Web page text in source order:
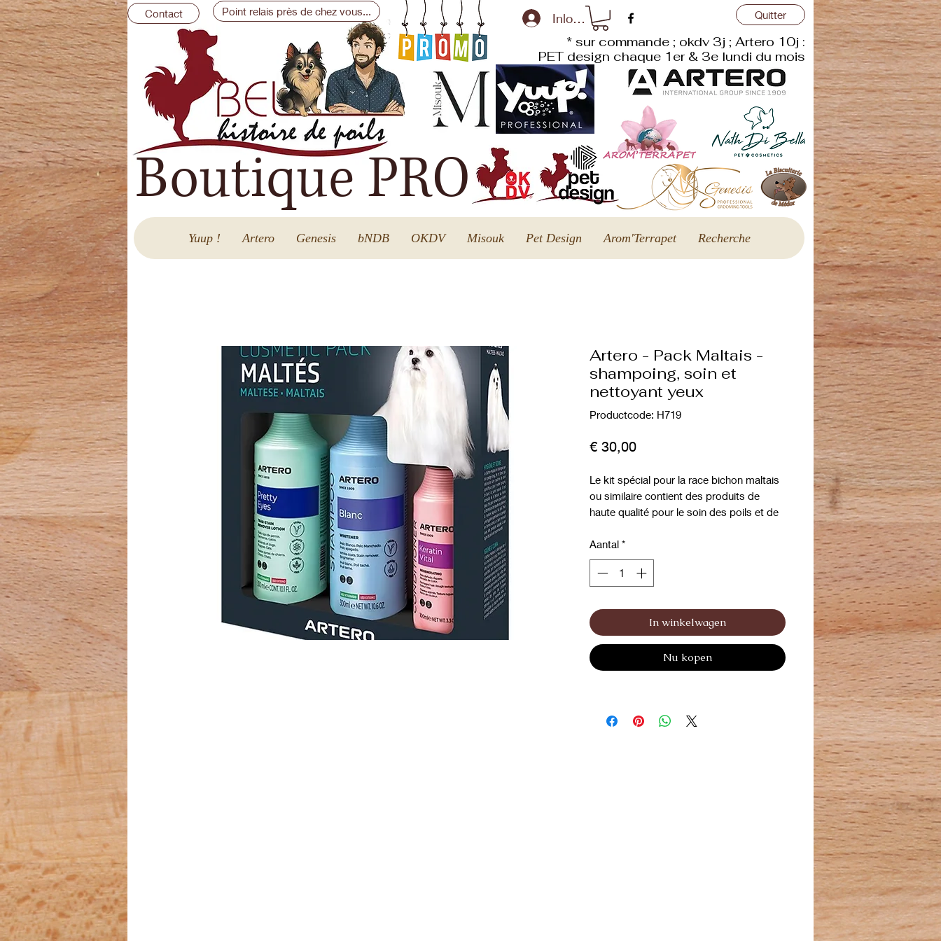
Contact Point relais près de chez vous... Inloggen
Boutique PRO
Quitter
* sur commande ; okdv 3j ; Artero 10j :
PET design chaque 1er & 3e lundi du mois
Yuup ! Artero Genesis bNDB OKDV Misouk Pet Design Arom'Terrapet Recherche
Artero - Pack Maltais -
shampoing, soin et
nettoyant yeux
Productcode: H719
€ 30,00Prijs
Le kit spécial pour la race bichon maltais
ou similaire contient des produits de
haute qualité pour le soin des poils et de
garder votre animal de compagnie parfait.
Inclus :
1 SHAMPOOING BLANC 300 ML
100 ML
1 ÉLIMINATEUR DE TACHES SUR LES
PRETTY EYES 250 ML.
Aantal *
In winkelwagen
Nu kopen